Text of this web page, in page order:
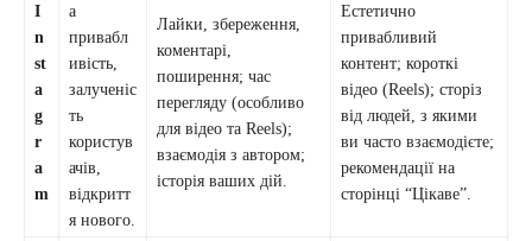
I
n
st
a
g
r
a
m
а
привабл
ивість,
залученіс
ть
користув
ачів,
відкритт
я нового.
Лайки, збереження,
коментарі,
поширення; час
перегляду (особливо
для відео та Reels);
взаємодія з автором;
історія ваших дій.
Естетично
привабливий
контент; короткі
відео (Reels); сторіз
від людей, з якими
ви часто взаємодієте;
рекомендації на
сторінці “Цікаве”.